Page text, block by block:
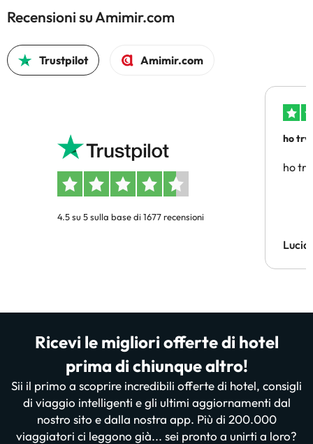
Recensioni su Amimir.com
Trustpilot Amimir.com
4.5 su 5 sulla base di 1677 recensioni
ho
ho
Lucia
Ricevi le migliori offerte di hotel
prima di chiunque altro!
Sii il primo a scoprire incredibili offerte di hotel, consigli
di viaggio intelligenti e gli ultimi aggiornamenti dal
nostro sito e dalla nostra app. Più di 200.000
viaggiatori ci leggono già... sei pronto a unirti a loro?